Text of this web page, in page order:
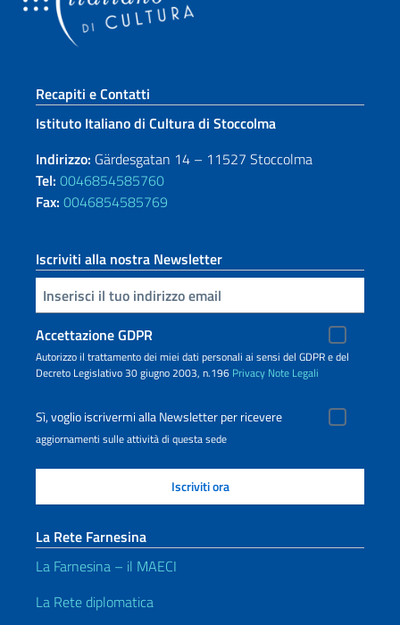
Sezione footer
Recapiti e Contatti
Istituto Italiano di Cultura di Stoccolma
Indirizzo: Gärdesgatan 14 – 11527 Stoccolma
Tel: 0046854585760
Fax: 0046854585769
Iscriviti alla nostra Newsletter
Inserisci la tua email
Accettazione GDPR
Autorizzo il trattamento dei miei dati personali ai sensi del GDPR e del
Decreto Legislativo 30 giugno 2003, n.196 Privacy Note Legali
Sì, voglio iscrivermi alla Newsletter per ricevere
aggiornamenti sulle attività di questa sede
La Rete Farnesina
La Farnesina – il MAECI
La Rete diplomatica